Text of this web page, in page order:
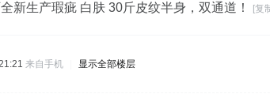
新生产瑕疵 白肤 30斤皮纹半身，双通道！ [复
来自手机 显示全部楼层